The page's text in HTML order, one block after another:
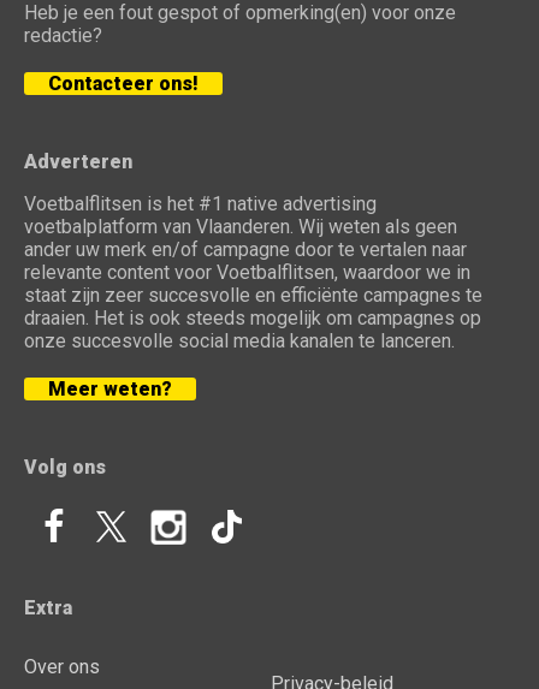
Heb je een fout gespot of opmerking(en) voor onze
redactie?
Contacteer ons!
Adverteren
Voetbalflitsen is het #1 native advertising
voetbalplatform van Vlaanderen. Wij weten als geen
ander uw merk en/of campagne door te vertalen naar
relevante content voor Voetbalflitsen, waardoor we in
staat zijn zeer succesvolle en efficiënte campagnes te
draaien. Het is ook steeds mogelijk om campagnes op
onze succesvolle social media kanalen te lanceren.
Meer weten?
Volg ons
Extra
Over ons
Privacy-beleid